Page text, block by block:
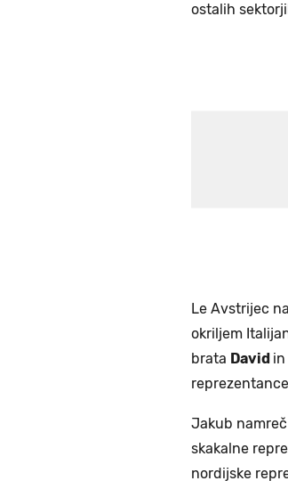
ostalih
Le Avstrijec
okriljem
brata David in
Jakub
skakalne
nordijske